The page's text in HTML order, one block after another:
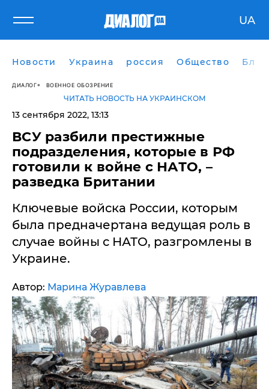
UA
Новости Украина россия Общество
ДИАЛОГ ВОЕННОЕ ОБОЗРЕНИЕ
ЧИТАТЬ НОВОСТЬ НА УКРАИНСКОМ
13 сентября 2022, 13:13
​ВСУ разбили престижные
подразделения, которые в РФ
готовили к войне с НАТО, –
разведка Британии
Ключевые войска России, которым
была предначертана ведущая роль в
случае войны с НАТО, разгромлены в
Украине.
Автор: Марина Журавлева